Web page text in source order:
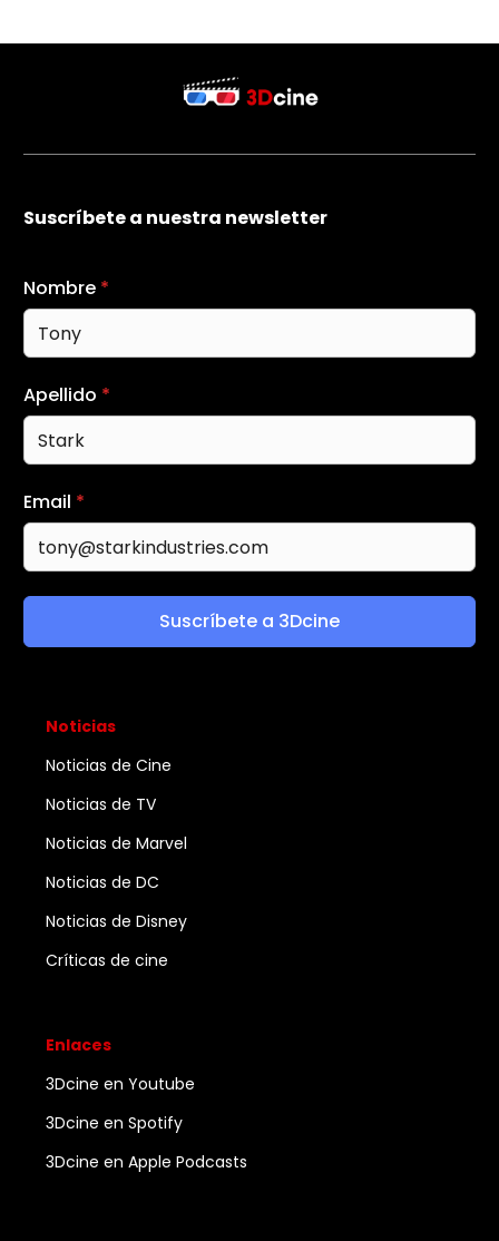
Suscríbete a nuestra newsletter
Nombre *
Apellido *
Email *
Suscríbete a 3Dcine
Noticias
Noticias de Cine
Noticias de TV
Noticias de Marvel
Noticias de DC
Noticias de Disney
Críticas de cine
Enlaces
3Dcine en Youtube
3Dcine en Spotify
3Dcine en Apple Podcasts